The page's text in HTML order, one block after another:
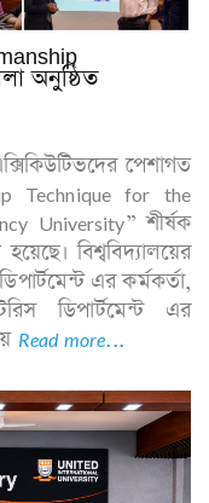
অনুষ্ঠিত
পেশাগত
Technique for the
University” শীর্ষক
বিশ্ববিদ্যালয়ের
এর কর্মকর্তা,
ডিপার্টমেন্ট এর
Read more...